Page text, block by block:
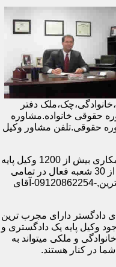
دفتر
24 ساعته.مشاوره حقوقی خانواده.مشاوره
حقوقی.تلفن مشاور وکیل
بزرگترین گروه وکلا تخصصی تهران با همکاری بیش از 1200 وکیل پایه
یک با تجربه در سراسرکشور.دارای بیش از 30 شعبه فعال در تمامی
استان ها و با همکاری بهترین و با سابقه ترین,-09120862254-آقای
دادگستر دارای مجرب ترین
وکیل پایه یک دادگستری و
و ملکی میتواند به
در کنار هستند.